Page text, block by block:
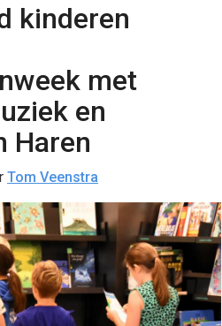
kinderen
met
en
Haren
Tom Veenstra